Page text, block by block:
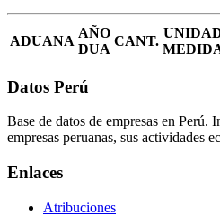
ADUANA
AÑO
DUA
CANT.
Datos Perú
Base de datos de empresas en Perú.
empresas peruanas, sus actividades
Enlaces
Atribuciones